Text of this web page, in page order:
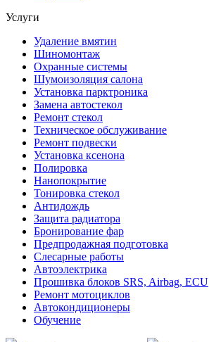
Услуги
Удаление вмятин
Шиномонтаж
Охранные системы
Шумоизоляция салона
Установка парктроника
Замена автостекол
Ремонт стекол
Техническое обслуживание
Ремонт подвески
Установка ксенона
Полировка
Нанопокрытие
Тонировка стекол
Антидождь
Защита радиатора
Бронирование фар
Предпродажная подготовка
Слесарные работы
Автоэлектрика
Прошивка блоков SRS, Airbag, ECU
Ремонт мотоциклов
Автокондиционеры
Обучение